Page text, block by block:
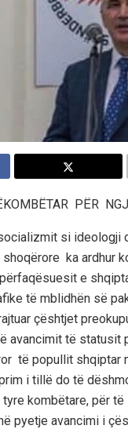
PËR
zmit si ideologji
shoqërore ka ardhur
e
të mblidhën së
çështjet
avancimit të statusit
të popullit shqiptar
i tillë do të
kombëtare, për
pyetje avancimi i